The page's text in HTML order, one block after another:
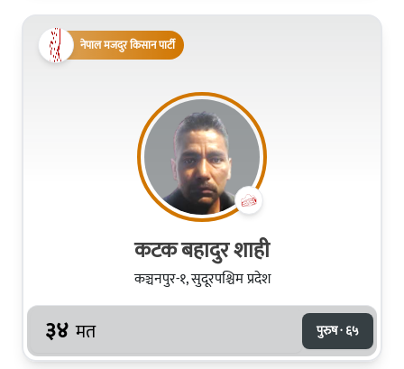
नेपाल मजदुर किसान पार्टी
कटक बहादुर शाही
कञ्चनपुर-१, सुदूरपश्चिम प्रदेश
३४ मत पुरुष · ६५